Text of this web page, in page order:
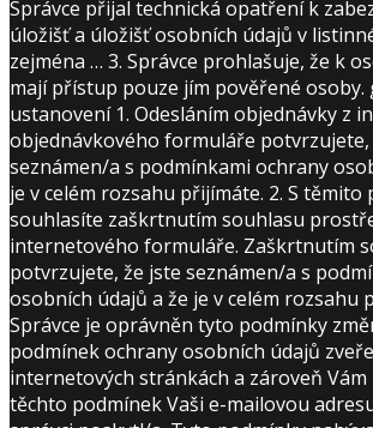
Správce přijal technická opatření k
úložišť a úložišť osobních údajů v
zejména … 3. Správce prohlašuje, že k
mají přístup pouze jím pověřené osoby.
ustanovení 1. Odesláním objednávky z
objednávkového formuláře potvrzujete,
seznámen/a s podmínkami ochrany
je v celém rozsahu přijímáte. 2. S těmito
souhlasíte zaškrtnutím souhlasu
internetového formuláře. Zaškrtnutím
potvrzujete, že jste seznámen/a s
osobních údajů a že je v celém rozsahu
Správce je oprávněn tyto podmínky
podmínek ochrany osobních údajů
internetových stránkách a zároveň
těchto podmínek Vaši e-mailovou